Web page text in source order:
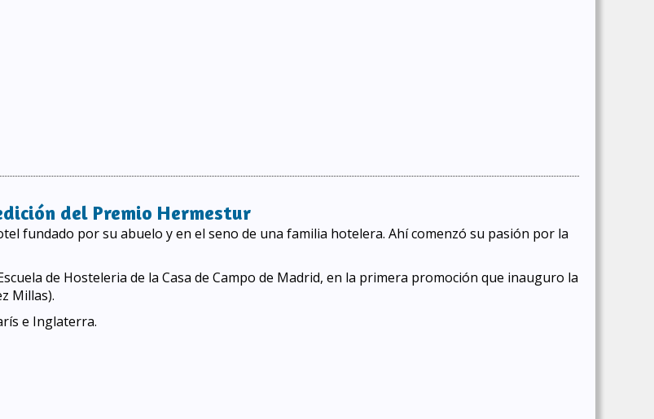
del Premio Hermestur
fundado por su abuelo y en el seno de una familia hotelera. Ahí comenzó su pasión por la
de Hosteleria de la Casa de Campo de Madrid, en la primera promoción que inauguro la
Millas).
e Inglaterra.